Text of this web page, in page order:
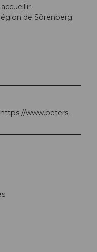
de Sörenberg.
www.peters-